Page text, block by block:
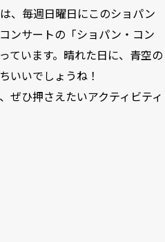
、毎週日曜日にこのショパン
ンサートの「ショパン・コン
ています。晴れた日に、青空の
いいでしょうね！
ぜひ押さえたいアクティビティ